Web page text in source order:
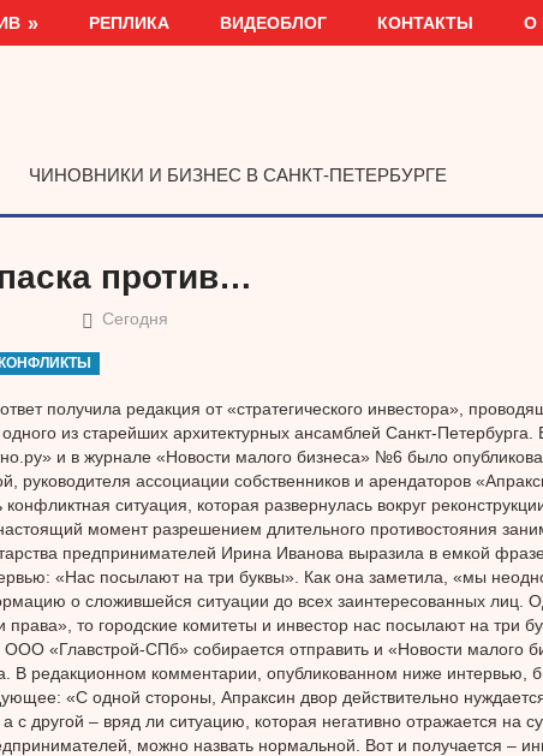
РЕПЛИКА ВИДЕОБЛОГ КОНТАКТЫ О
ЧИНОВНИКИ И БИЗНЕС В САНКТ-ПЕТЕРБУРГЕ
против…
Сегодня
КОНФЛИКТЫ
получила редакция от «стратегического инвестора»,
из старейших архитектурных ансамблей Санкт-Петербурга.
и в журнале «Новости малого бизнеса» №6 было
руководителя ассоциации собственников и арендаторов
ситуация, которая развернулась вокруг
момент разрешением длительного противостояния
предпринимателей Ирина Иванова выразила в емкой
«Нас посылают на три буквы». Как она заметила, «мы
о сложившейся ситуации до всех заинтересованных лиц.
то городские комитеты и инвестор нас посылают на три
«Главстрой-СПб» собирается отправить и «Новости малого
В редакционном комментарии, опубликованном ниже интервью,
«С одной стороны, Апраксин двор действительно
а с другой – вряд ли ситуацию, которая негативно отражается на
можно назвать нормальной. Вот и получается –